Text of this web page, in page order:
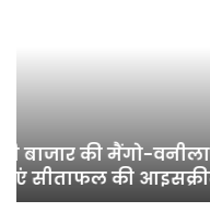
विभाग
के
विवादों
जिला शिक्षा
विभाग के विवादों पर